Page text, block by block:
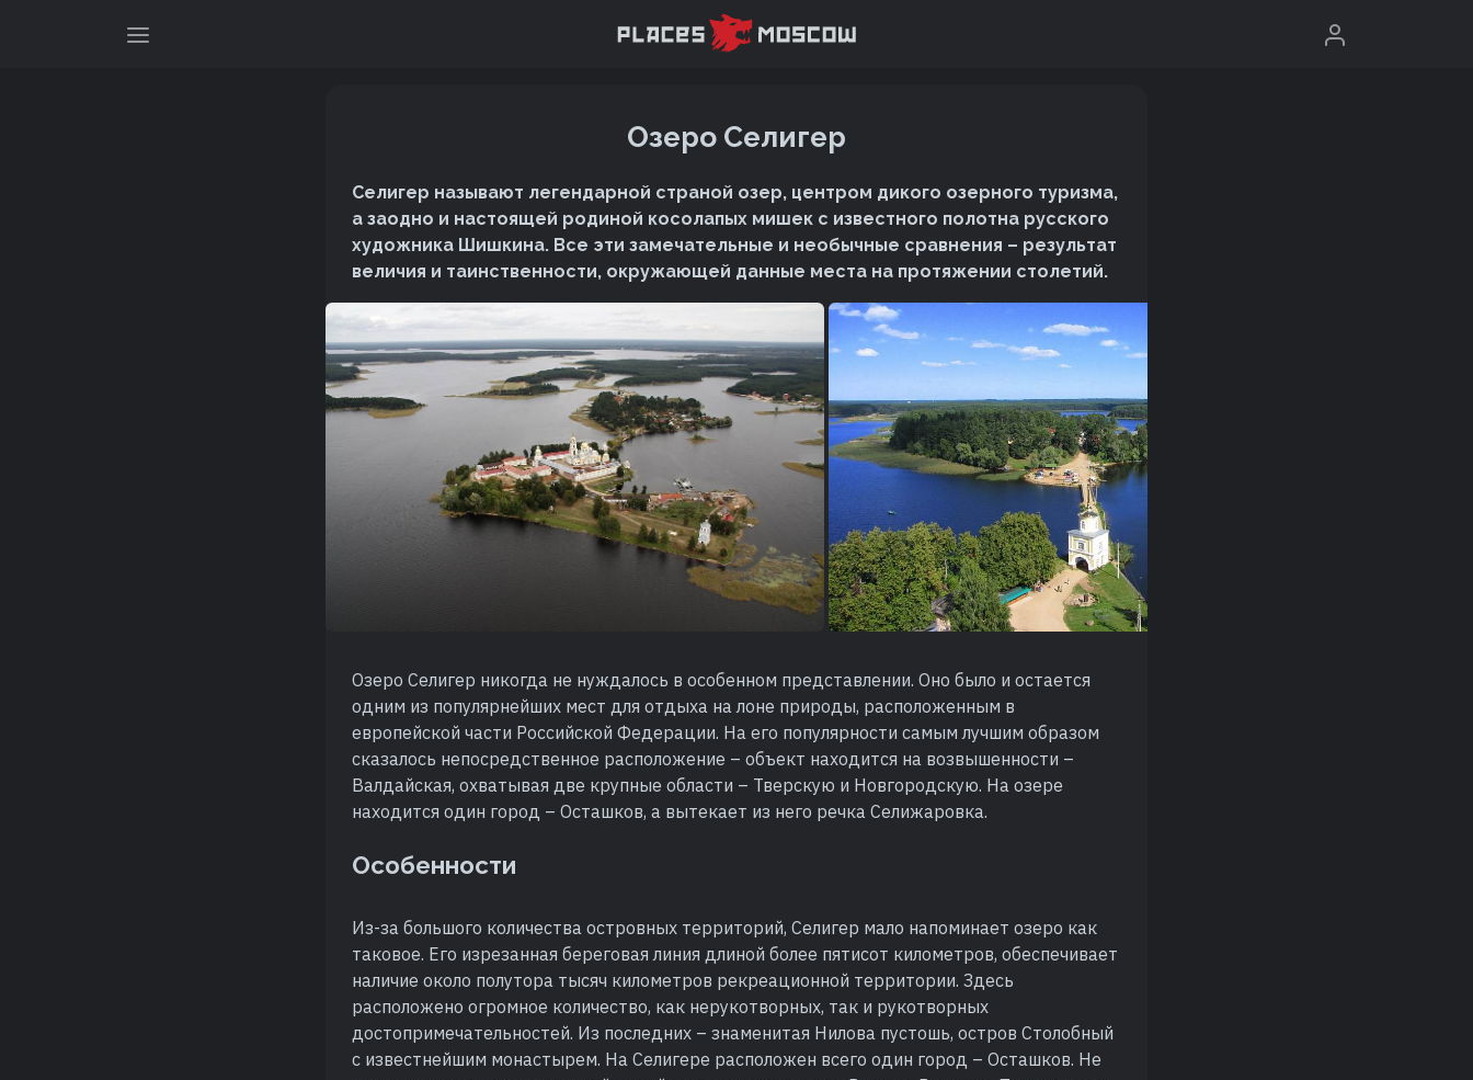
Озеро Селигер
Селигер называют легендарной страной озер, центром дикого озерного туризма,
а заодно и настоящей родиной косолапых мишек с известного полотна русского
художника Шишкина. Все эти замечательные и необычные сравнения – результат
величия и таинственности, окружающей данные места на протяжении столетий.
Озеро Селигер никогда не нуждалось в особенном представлении. Оно было и остается
одним из популярнейших мест для отдыха на лоне природы, расположенным в
европейской части Российской Федерации. На его популярности самым лучшим образом
сказалось непосредственное расположение – объект находится на возвышенности –
Валдайская, охватывая две крупные области – Тверскую и Новгородскую. На озере
находится один город – Осташков, а вытекает из него речка Селижаровка.
Особенности
Из-за большого количества островных территорий, Селигер мало напоминает озеро как
таковое. Его изрезанная береговая линия длиной более пятисот километров, обеспечивает
наличие около полутора тысяч километров рекреационной территории. Здесь
расположено огромное количество, как нерукотворных, так и рукотворных
достопримечательностей. Из последних – знаменитая Нилова пустошь, остров Столобный
с известнейшим монастырем. На Селигере расположен всего один город – Осташков. Не